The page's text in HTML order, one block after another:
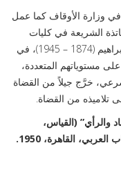
وزارة الأوقاف كما عمل
الشريعة في كليات
الحقوق، حيث أكمل مسيرة أستاذه أحمد بك إبراهيم (1874 – 1945)، في
مستوياتهم المتعددة،
خرَّج جيلاً من القضاة
تلاميذه من القضاة.
والرأي” (القياس،
العربي، القاهرة، 1950.